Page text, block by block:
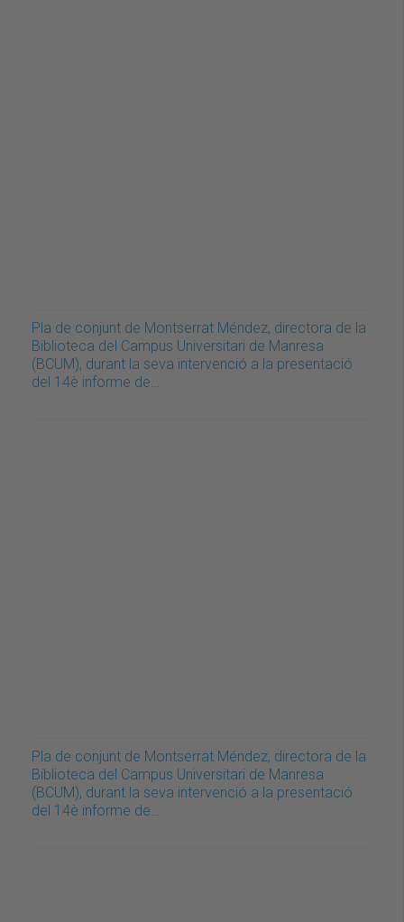
Pla de conjunt de Montserrat Méndez, directora de la
Biblioteca del Campus Universitari de Manresa
(BCUM), durant la seva intervenció a la presentació
del 14è informe de…
Pla de conjunt de Montserrat Méndez, directora de la
Biblioteca del Campus Universitari de Manresa
(BCUM), durant la seva intervenció a la presentació
del 14è informe de…